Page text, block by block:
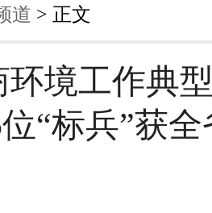
道 > 正文
环境工作典
“标兵”获